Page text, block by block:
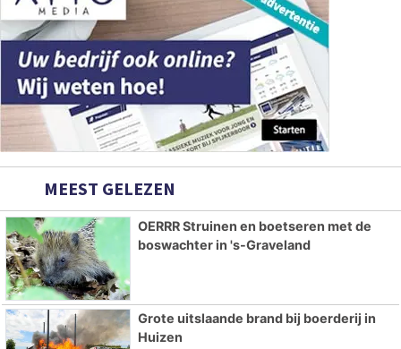
MEEST GELEZEN
OERRR Struinen en boetseren met de
boswachter in 's-Graveland
Grote uitslaande brand bij boerderij in
Huizen